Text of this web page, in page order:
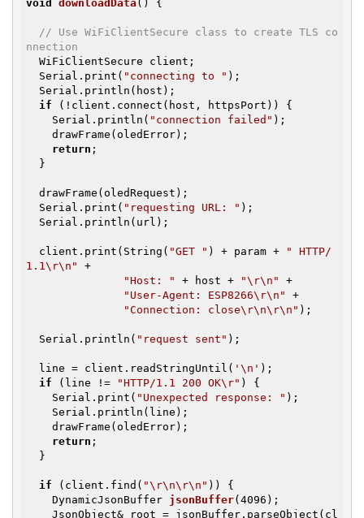
void downloadData () {
// Use WiFiClientSecure class to create TLS co
nnection
  Serial.print(
"connecting to " );
if (!client.connect(host, httpsPort)) {
    Serial.println(
"connection failed" );
return ;
  Serial.print(
"requesting URL: " );
  client.print(String(
"GET " ) + param +
" HTTP/
1.1\r\n"
+
"Host: "
+ host + "\r\n"
+
"User-Agent: ESP8266\r\n"
+
"Connection: close\r\n\r\n" );
  Serial.println(
"request sent" );
  line = client.readStringUntil(
'\n' );
if (line != "HTTP/1.1 200 OK\r" ) {
    Serial.print(
"Unexpected response: " );
return ;
if (client.find( "\r\n\r\n" )) {
DynamicJsonBuffer jsonBuffer(4096) ;